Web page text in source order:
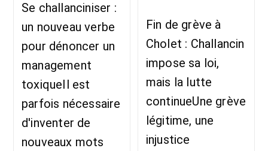
Se challanciniser :
un nouveau verbe
pour dénoncer un
management
toxiqueIl est
parfois nécessaire
d'inventer de
nouveaux mots
Fin de grève à
Cholet : Challancin
impose sa loi,
mais la lutte
continueUne grève
légitime, une
injustice